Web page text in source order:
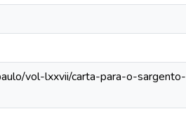
vol-lxxvii/carta-para-o-sargento-